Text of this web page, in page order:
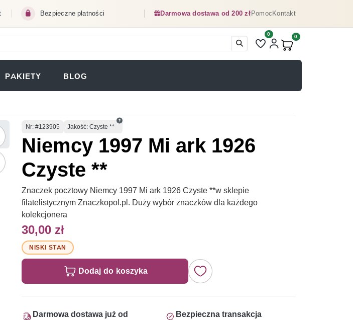
Bezpieczne płatności Darmowa dostawa od 200 złPomocKontakt
Liczba pozycji na liście
0
Produkty w koszyku:
0
PAKIETY BLOG
Numer
Nr: #123905 Jakość: Czyste **
Niemcy 1997 Mi ark 1926
Czyste **
Znaczek pocztowy Niemcy 1997 Mi ark 1926 Czyste **w sklepie
filatelistycznym Znaczkopol.pl. Duży wybór znaczków dla każdego
kolekcjonera
30,00 zł
NISKI STAN
Dodaj do koszyka
Darmowa dostawa już od
Bezpieczna transakcja